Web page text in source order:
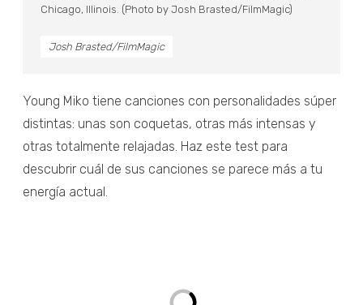
Chicago, Illinois. (Photo by Josh Brasted/FilmMagic)
Josh Brasted/FilmMagic
Young Miko tiene canciones con personalidades súper
distintas: unas son coquetas, otras más intensas y
otras totalmente relajadas. Haz este test para
descubrir cuál de sus canciones se parece más a tu
energía actual.